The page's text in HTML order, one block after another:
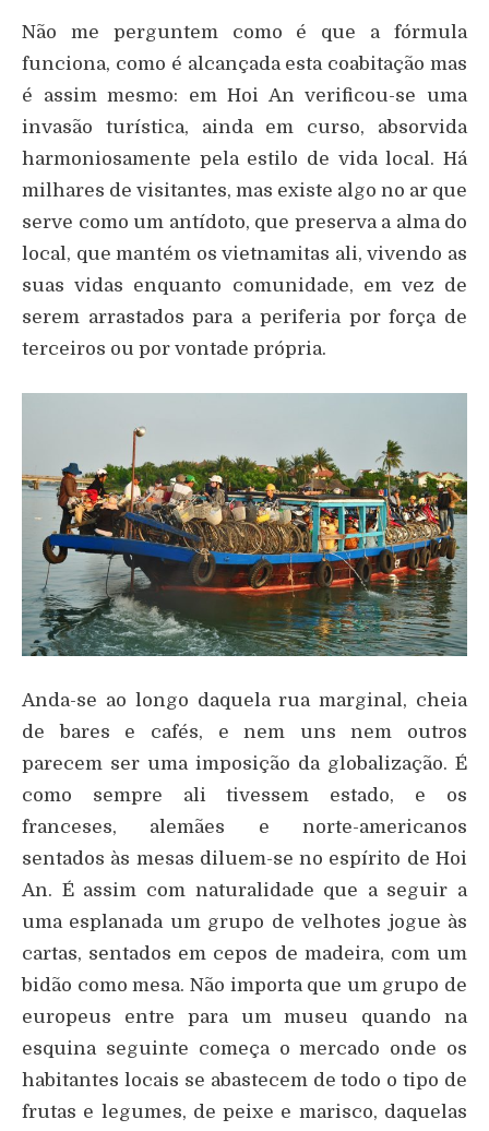
Não me perguntem como é que a fórmula
funciona, como é alcançada esta coabitação mas
é assim mesmo: em Hoi An verificou-se uma
invasão turística, ainda em curso, absorvida
harmoniosamente pela estilo de vida local. Há
milhares de visitantes, mas existe algo no ar que
serve como um antídoto, que preserva a alma do
local, que mantém os vietnamitas ali, vivendo as
suas vidas enquanto comunidade, em vez de
serem arrastados para a periferia por força de
terceiros ou por vontade própria.
Anda-se ao longo daquela rua marginal, cheia
de bares e cafés, e nem uns nem outros
parecem ser uma imposição da globalização. É
como sempre ali tivessem estado, e os
franceses, alemães e norte-americanos
sentados às mesas diluem-se no espírito de Hoi
An. É assim com naturalidade que a seguir a
uma esplanada um grupo de velhotes jogue às
cartas, sentados em cepos de madeira, com um
bidão como mesa. Não importa que um grupo de
europeus entre para um museu quando na
esquina seguinte começa o mercado onde os
habitantes locais se abastecem de todo o tipo de
frutas e legumes, de peixe e marisco, daquelas